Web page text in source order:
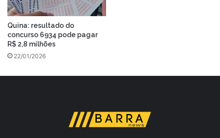
Quina: resultado do
concurso 6934 pode pagar
R$ 2,8 milhões
22/01/2026